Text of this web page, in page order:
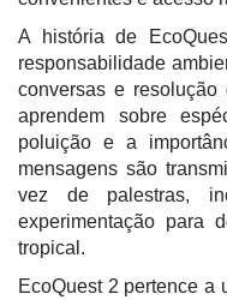
A história de
responsabilidade
conversas e resolução
aprendem sobre
poluição e a
mensagens são
vez de palestras,
experimentação para
tropical.
EcoQuest 2 pertence a